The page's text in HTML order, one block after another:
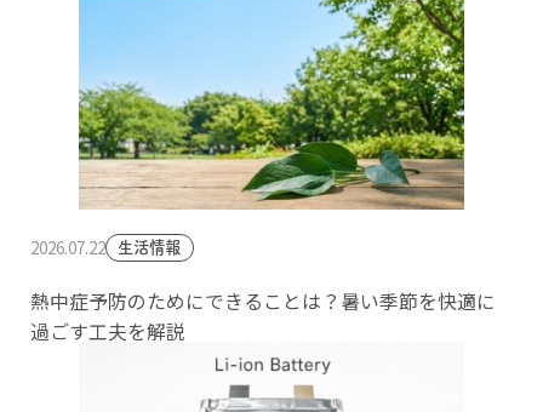
2026.07.22 生活情報
熱中症予防のためにできることは？暑い季節を快適に
過ごす工夫を解説